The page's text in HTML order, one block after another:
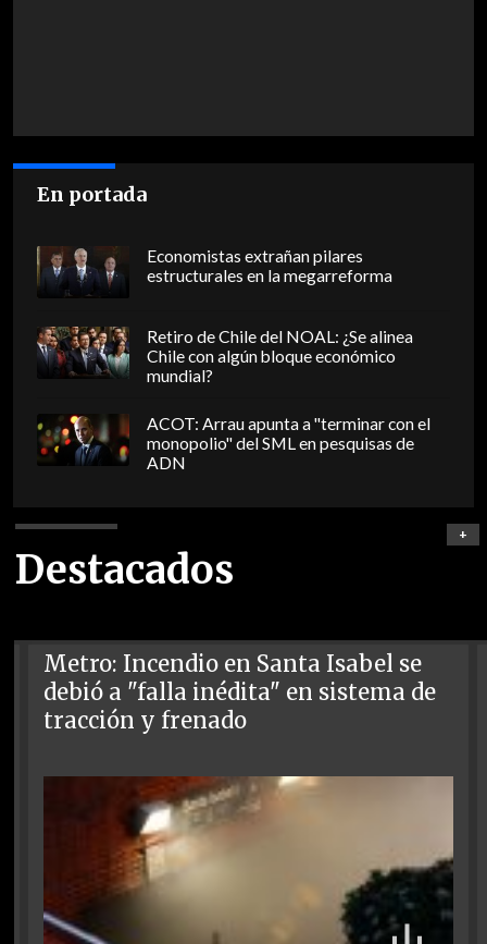
En portada
Economistas extrañan pilares
estructurales en la megarreforma
Retiro de Chile del NOAL: ¿Se alinea
Chile con algún bloque económico
mundial?
ACOT: Arrau apunta a "terminar con el
monopolio" del SML en pesquisas de
ADN
Destacados
+
Metro: Incendio en Santa Isabel se
debió a "falla inédita" en sistema de
tracción y frenado